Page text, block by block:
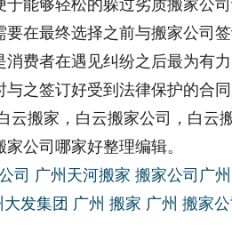
在最终选择之前与搬家公司
费者在遇见纠纷之后最为有
之签订好受到法律保护的合
云搬家，白云搬家公司，白云
公司哪家好整理编辑。
司 广州天河搬家 搬家公司广州
大发集团 广州 搬家 广州 搬家